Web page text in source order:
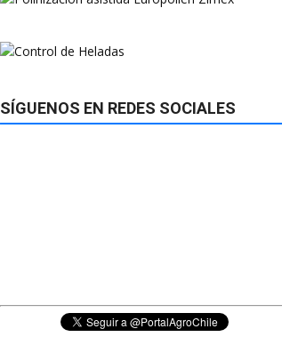
SÍGUENOS EN REDES SOCIALES